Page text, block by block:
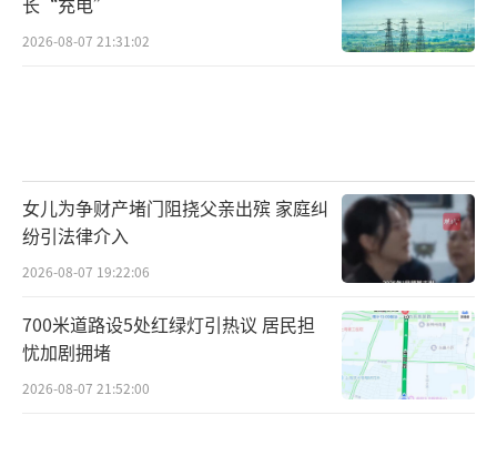
得到证实。
商报记者了解到，杭州房价高企，江干区
三堡北苑仅二手房均价每平方米已近3万元。
孙先生表示，网传的内部通报信息也证实
了这一点。
华商报记者注意到，未经警方证实的网传
2026-08-07 21:31:02
女儿为争财产堵门阻挠父亲出殡 家庭纠
纷引法律介入
2026-08-07 19:22:06
700米道路设5处红绿灯引热议 居民担
忧加剧拥堵
2026-08-07 21:52:00